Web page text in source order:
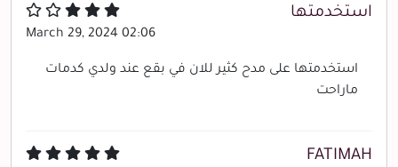
استخدمتها
March 29, 2024 02:06
استخدمتها على مدح كثير للان في بقع عند ولدي كدمات
ماراحت
FATIMAH